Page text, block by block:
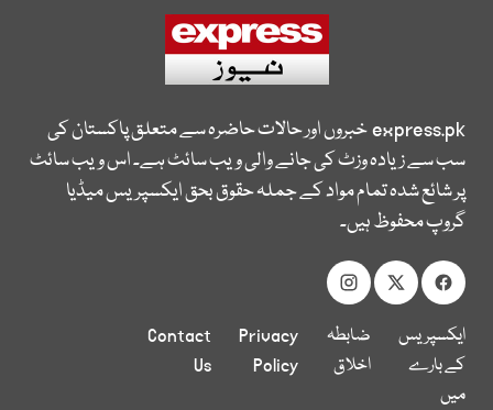
express.pkخبروں اور حالات حاضرہ سے متعلق پاکستان کی
سب سے زیادہ وزٹ کی جانے والی ویب سائٹ ہے۔ اس ویب سائٹ
پر شائع شدہ تمام مواد کے جملہ حقوق بحق ایکسپریس میڈیا
گروپ محفوظ ہیں۔
ایکسپریس
کے بارے
میں
ضابطہ
اخلاق
Privacy
Policy
Contact
Us